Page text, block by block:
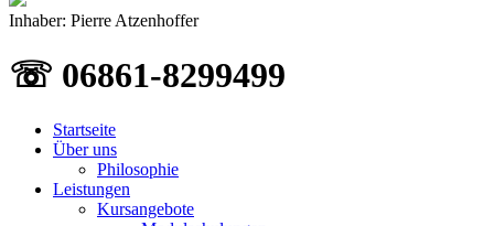
Inhaber: Pierre Atzenhoffer
☏ 06861-8299499
Startseite
Über uns
Philosophie
Leistungen
Kursangebote